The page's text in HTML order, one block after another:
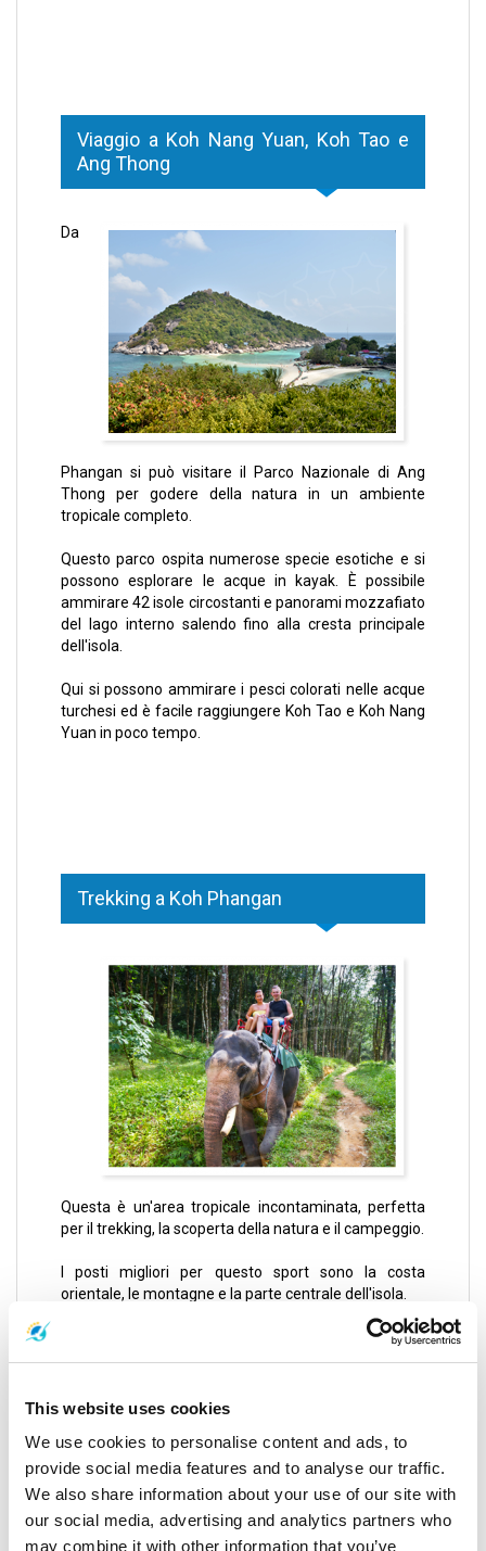
This website uses cookies
We use cookies to personalise content and ads, to
provide social media features and to analyse our traffic.
We also share information about your use of our site with
our social media, advertising and analytics partners who
may combine it with other information that you’ve
Viaggio a Koh Nang Yuan, Koh Tao e
Ang Thong
Da
Phangan si può visitare il Parco Nazionale di Ang
Thong per godere della natura in un ambiente
tropicale completo.
Questo parco ospita numerose specie esotiche e si
possono esplorare le acque in kayak. È possibile
ammirare 42 isole circostanti e panorami mozzafiato
del lago interno salendo fino alla cresta principale
dell'isola.
Qui si possono ammirare i pesci colorati nelle acque
turchesi ed è facile raggiungere Koh Tao e Koh Nang
Yuan in poco tempo.
Trekking a Koh Phangan
Questa è un'area tropicale incontaminata, perfetta
per il trekking, la scoperta della natura e il campeggio.
I posti migliori per questo sport sono la costa
orientale, le montagne e la parte centrale dell'isola.
Qui si trova il Khao Ra, che raggiunge i 630 metri e
offre una vista spettacolare su Thong Nai Pan e
perdere il sentiero, poiché i percorsi di trekking
È possibile noleggiare una guida sull'isola presso il
Parco Nazionale della Cascata di Phaeng per
maggiore sicurezza e per godersi il trekking. Il costo è
di circa 500 baht al giorno.